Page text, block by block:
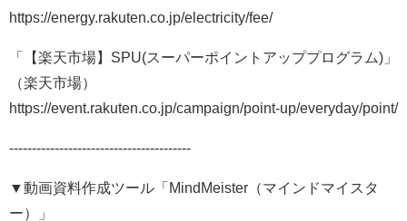
https://energy.rakuten.co.jp/electricity/fee/
「【楽天市場】SPU(スーパーポイントアッププログラム)」
（楽天市場）
https://event.rakuten.co.jp/campaign/point-up/everyday/point/
----------------------------------------
▼動画資料作成ツール「MindMeister（マインドマイスタ
ー）」